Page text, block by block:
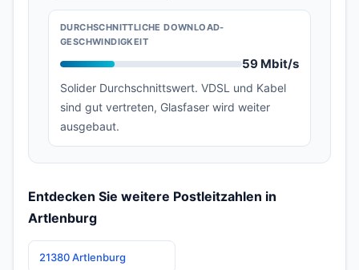
DURCHSCHNITTLICHE DOWNLOAD-
GESCHWINDIGKEIT
59 Mbit/s
Solider Durchschnittswert. VDSL und Kabel
sind gut vertreten, Glasfaser wird weiter
ausgebaut.
Entdecken Sie weitere Postleitzahlen in
Artlenburg
21380 Artlenburg